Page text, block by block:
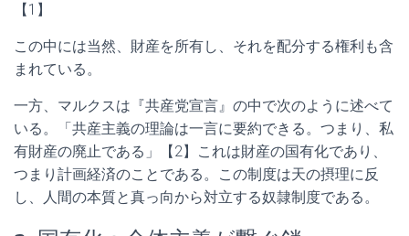
【1】
この中には当然、財産を所有し、それを配分する権利も含
まれている。
一方、マルクスは『共産党宣言』の中で次のように述べて
いる。「共産主義の理論は一言に要約できる。つまり、私
有財産の廃止である」【2】これは財産の国有化であり、
つまり計画経済のことである。この制度は天の摂理に反
し、人間の本質と真っ向から対立する奴隷制度である。